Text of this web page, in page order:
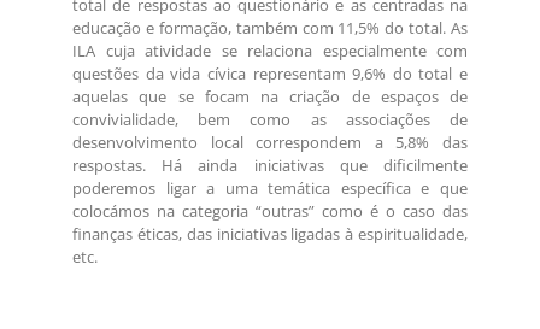
total de respostas ao questionário e as centradas na
educação e formação, também com 11,5% do total. As
ILA cuja atividade se relaciona especialmente com
questões da vida cívica representam 9,6% do total e
aquelas que se focam na criação de espaços de
convivialidade, bem como as associações de
desenvolvimento local correspondem a 5,8% das
respostas. Há ainda iniciativas que dificilmente
poderemos ligar a uma temática específica e que
colocámos na categoria “outras” como é o caso das
finanças éticas, das iniciativas ligadas à espiritualidade,
etc.